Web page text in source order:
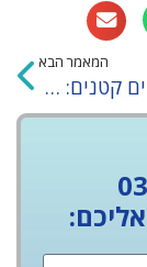
המאמר הבא
אבטחת עסקים קטנים: למה, כמה ואיך